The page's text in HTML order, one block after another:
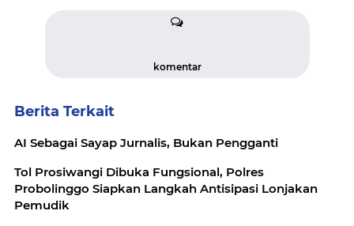
komentar
Berita Terkait
AI Sebagai Sayap Jurnalis, Bukan Pengganti
Tol Prosiwangi Dibuka Fungsional, Polres
Probolinggo Siapkan Langkah Antisipasi Lonjakan
Pemudik